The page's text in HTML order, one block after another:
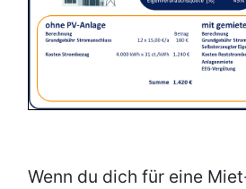
Wenn du dich für eine